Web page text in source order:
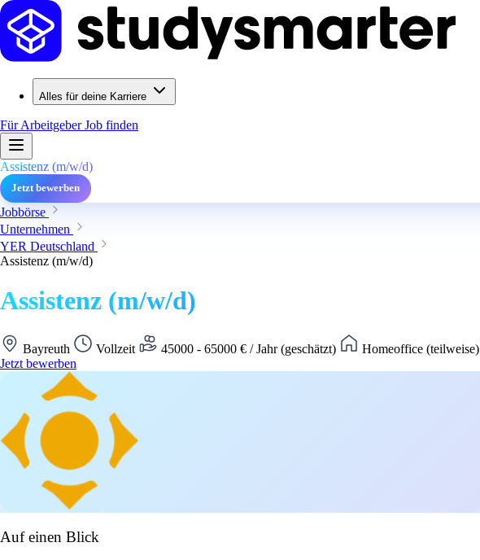
Alles für deine Karriere
Für ArbeitgeberJob finden
Assistenz (m/w/d)
Jetzt bewerben
Jobbörse
Unternehmen
YER Deutschland
Assistenz (m/w/d)
Assistenz (m/w/d)
Bayreuth Vollzeit 45000 - 65000 € / Jahr (geschätzt)
Homeoffice (teilweise)
Jetzt bewerben
Auf einen Blick